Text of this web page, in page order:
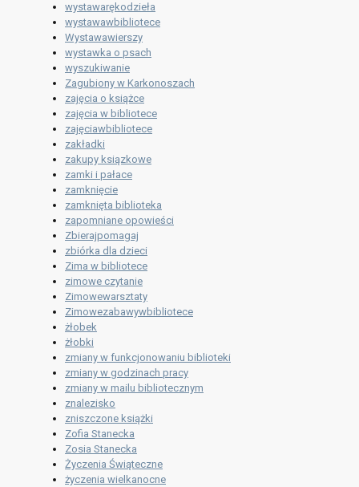
wystawarękodzieła
wystawawbibliotece
Wystawawierszy
wystawka o psach
wyszukiwanie
Zagubiony w Karkonoszach
zajęcia o książce
zajęcia w bibliotece
zajęciawbibliotece
zakładki
zakupy ksiązkowe
zamki i pałace
zamknięcie
zamknięta biblioteka
zapomniane opowieści
Zbierajpomagaj
zbiórka dla dzieci
Zima w bibliotece
zimowe czytanie
Zimowewarsztaty
Zimowezabawywbibliotece
żłobek
żłobki
zmiany w funkcjonowaniu biblioteki
zmiany w godzinach pracy
zmiany w mailu bibliotecznym
znalezisko
zniszczone książki
Zofia Stanecka
Zosia Stanecka
Życzenia Świąteczne
życzenia wielkanocne